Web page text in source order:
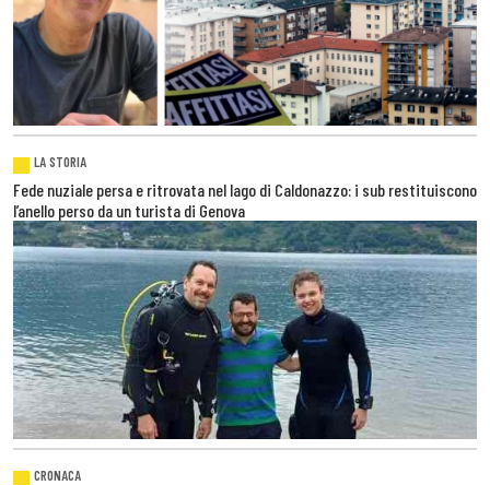
LA STORIA
Fede nuziale persa e ritrovata nel lago di Caldonazzo: i sub restituiscono
l’anello perso da un turista di Genova
CRONACA